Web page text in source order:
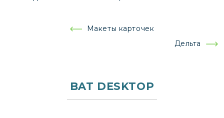
Навигация
Макеты карточек
Дельта
BAT DESKTOP